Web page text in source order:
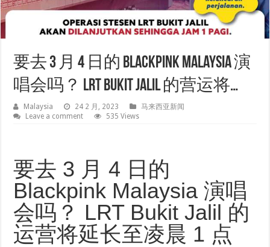
要去 3 月 4 日的 Blackpink Malaysia 演
唱会吗？ LRT Bukit Jalil 的营运将…
Malaysia 24 2 月, 2023
马来西亚新闻
Leave a comment
535 Views
要去 3 月 4 日的
Blackpink Malaysia 演唱
会吗？ LRT Bukit Jalil 的
运营将延长至凌晨 1 点